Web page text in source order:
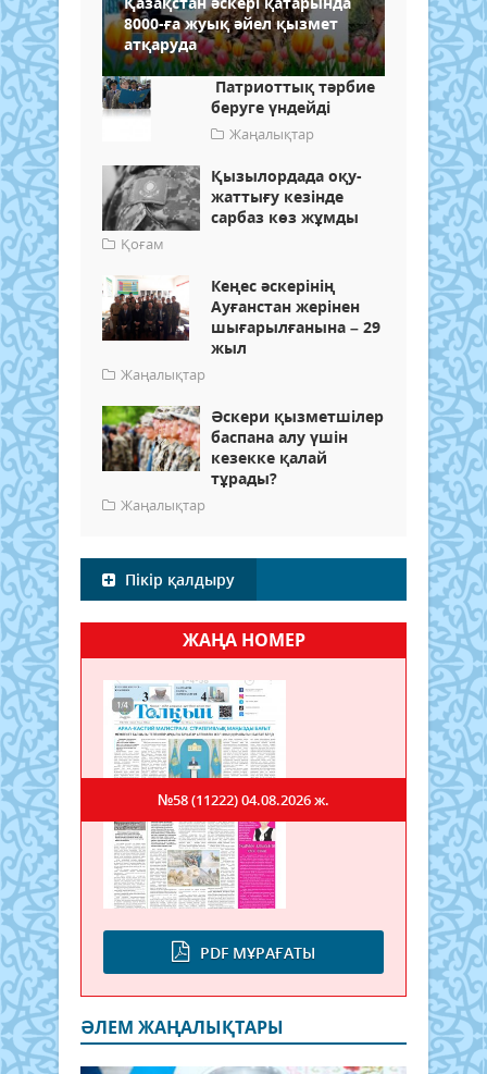
8000-ға жуық әйел қызмет
атқаруда
Патриоттық тәрбие
беруге үндейді
Жаңалықтар
Қызылордада оқу-
жаттығу кезінде
сарбаз көз жұмды
Қоғам
Кеңес әскерінің
Ауғанстан жерінен
шығарылғанына – 29
жыл
Жаңалықтар
Әскери қызметшілер
баспана алу үшін
кезекке қалай
тұрады?
Жаңалықтар
Пікір қалдыру
ЖАҢА НОМЕР
PDF МҰРАҒАТЫ
№58 (11222)04.08.2026 ж.
ӘЛЕМ ЖАҢАЛЫҚТАРЫ